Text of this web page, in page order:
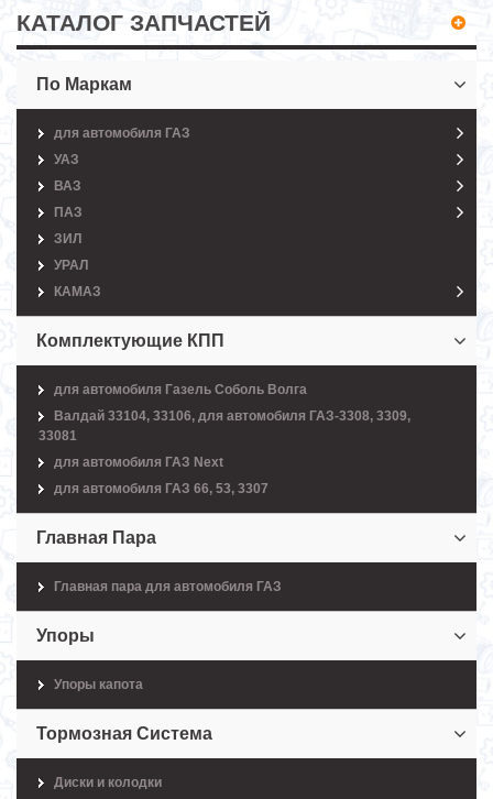
КАТАЛОГ ЗАПЧАСТЕЙ
По Маркам
для автомобиля ГАЗ
УАЗ
ВАЗ
ПАЗ
ЗИЛ
УРАЛ
КАМАЗ
Комплектующие КПП
для автомобиля Газель Соболь Волга
Валдай 33104, 33106, для автомобиля ГАЗ-3308, 3309,
33081
для автомобиля ГАЗ Next
для автомобиля ГАЗ 66, 53, 3307
Главная Пара
Главная пара для автомобиля ГАЗ
Упоры
Упоры капота
Тормозная Система
Диски и колодки